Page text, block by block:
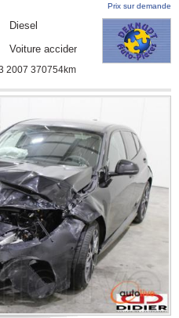
Prix sur demande
Diesel
Voiture accidentée
2007 370754km